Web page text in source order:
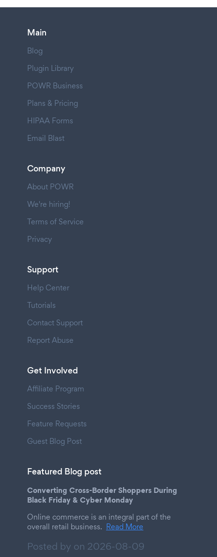
Main
Blog
Plugin Library
POWR Business
Plans & Pricing
HIPAA Forms
Email Blast
Company
About POWR
We're hiring!
Terms of Service
Privacy
Support
Help Center
Tutorials
Contact Support
Report Abuse
Get Involved
Affiliate Program
Success Stories
Feature Requests
Guest Blog Post
Featured Blog post
Converting Cross-Border Shoppers During
Black Friday & Cyber Monday
Online commerce is an integral part of the
overall retail business. Read More
Posted by on 2026-08-09